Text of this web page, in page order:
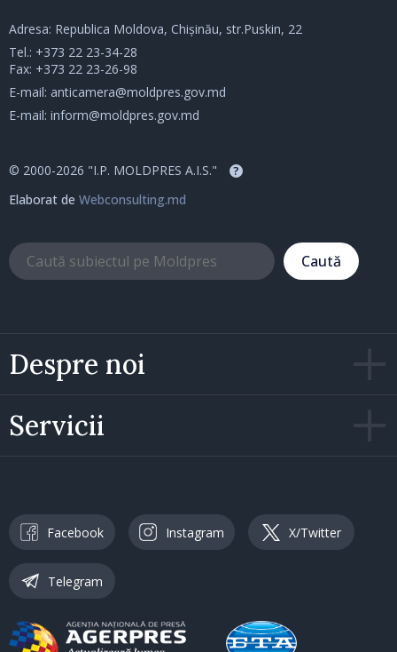
Despre noi
Servicii
Adresa: Republica Moldova, Chișinău, str.Puskin, 22
Tel.: +373 22 23-34-28
Fax: +373 22 23-26-98
E-mail: anticamera@moldpres.gov.md
E-mail: inform@moldpres.gov.md
© 2000-2026 "I.P. MOLDPRES A.I.S." ?
Elaborat de Webconsulting.md
Caută
Facebook Instagram X/Twitter
Telegram